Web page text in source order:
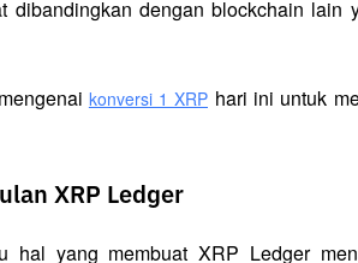
dibandingkan dengan blockchain lain
konversi 1 XRP hari ini untuk
XRP Ledger
hal yang membuat XRP Ledger